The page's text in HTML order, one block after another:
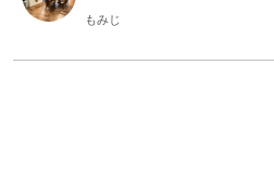
もみじ